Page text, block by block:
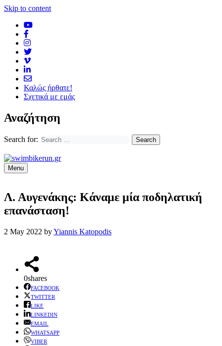
Skip to content
Καλώς ήρθατε!
Σχετικά με εμάς
Αναζήτηση
Search for:
Menu
Λ. Αυγενάκης: Κάναμε μία ποδηλατική
επανάσταση!
2 May 2022 byYiannis Katopodis
0shares
FACEBOOK
TWITTER
LIKE
LINKEDIN
EMAIL
WHATSAPP
VIBER